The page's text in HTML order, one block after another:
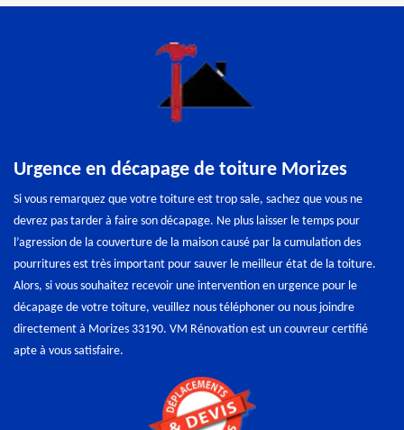
Urgence en décapage de toiture Morizes
Si vous remarquez que votre toiture est trop sale, sachez que vous ne
devrez pas tarder à faire son décapage. Ne plus laisser le temps pour
l’agression de la couverture de la maison causé par la cumulation des
pourritures est très important pour sauver le meilleur état de la toiture.
Alors, si vous souhaitez recevoir une intervention en urgence pour le
décapage de votre toiture, veuillez nous téléphoner ou nous joindre
directement à Morizes 33190. VM Rénovation est un couvreur certifié
apte à vous satisfaire.